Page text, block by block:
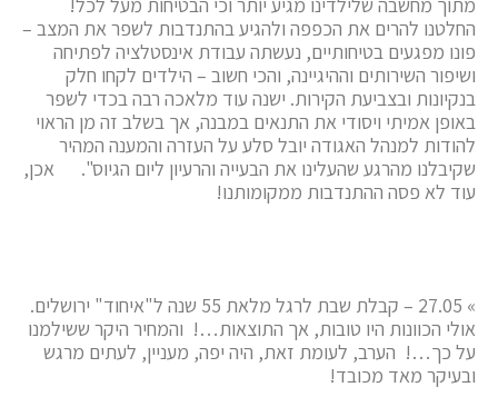
מתוך מחשבה שלילדינו מגיע יותר וכי הבטיחות מעל לכל!
החלטנו להרים את הכפפה ולהגיע בהתנדבות לשפר את המצב –
פונו מפגעים בטיחותיים, נעשתה עבודת אינסטלציה לפתיחה
ושיפור השירותים וההיגיינה, והכי חשוב – הילדים לקחו חלק
בנקיונות ובצביעת הקירות. ישנה עוד מלאכה רבה בכדי לשפר
באופן אמיתי ויסודי את התנאים במבנה, אך בשלב זה מן הראוי
להודות למנהל האגודה יובל סלע על העזרה והמענה המהיר
שקיבלנו מהרגע שהעלינו את הבעייה והרעיון ליום הגיוס". אכן,
עוד לא פסה ההתנדבות ממקומותנו!
» 27.05 – קבלת שבת לרגל מלאת 55 שנה ל"איחוד" ירושלים.
אולי הכוונות היו טובות, אך התוצאות…! והמחיר היקר ששילמנו
על כך…! הערב, לעומת זאת, היה יפה, מעניין, לעתים מרגש
ובעיקר מאד מכובד!